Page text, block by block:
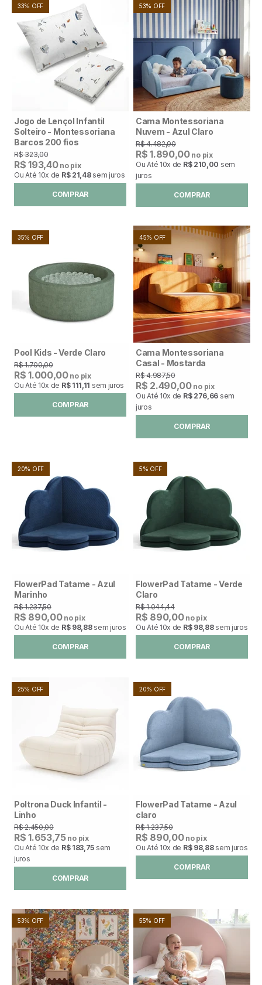
33% OFF
Jogo de Lençol Infantil
Solteiro - Montessoriana
Barcos 200 fios
R$ 323,00
R$ 193,40no pix
Ou Até 10x de R$ 21,48 sem juros
COMPRAR
53% OFF
Cama Montessoriana
Nuvem - Azul Claro
R$ 4.482,90
R$ 1.890,00no pix
Ou Até 10x de R$ 210,00 sem
juros
COMPRAR
35% OFF
Pool Kids - Verde Claro
R$ 1.700,00
R$ 1.000,00no pix
Ou Até 10x de R$ 111,11 sem juros
COMPRAR
45% OFF
Cama Montessoriana
Casal - Mostarda
R$ 4.987,50
R$ 2.490,00no pix
Ou Até 10x de R$ 276,66 sem
juros
COMPRAR
20% OFF
FlowerPad Tatame - Azul
Marinho
R$ 1.237,50
R$ 890,00no pix
Ou Até 10x de R$ 98,88 sem juros
COMPRAR
5% OFF
FlowerPad Tatame - Verde
Claro
R$ 1.044,44
R$ 890,00no pix
Ou Até 10x de R$ 98,88 sem juros
COMPRAR
25% OFF
Poltrona Duck Infantil -
Linho
R$ 2.450,00
R$ 1.653,75no pix
Ou Até 10x de R$ 183,75 sem
juros
COMPRAR
20% OFF
FlowerPad Tatame - Azul
claro
R$ 1.237,50
R$ 890,00no pix
Ou Até 10x de R$ 98,88 sem juros
COMPRAR
53% OFF 55% OFF